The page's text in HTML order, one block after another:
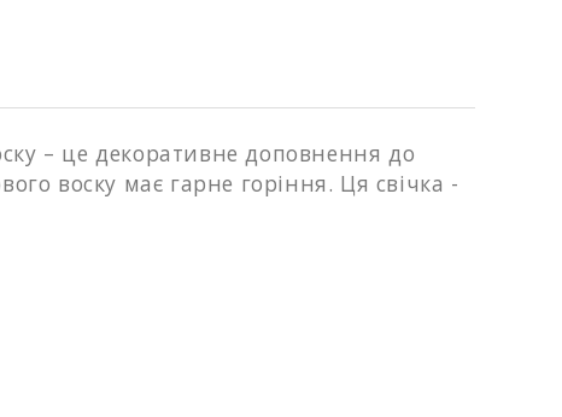
– це декоративне доповнення до
воску має гарне горіння. Ця свічка -